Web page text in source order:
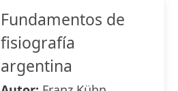
Fundamentos de
fisiografía
argentina